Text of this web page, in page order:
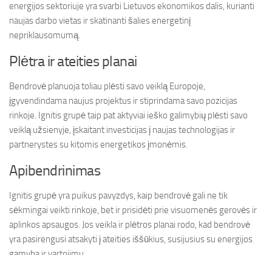
energijos sektoriuje yra svarbi Lietuvos ekonomikos dalis, kurianti
naujas darbo vietas ir skatinanti šalies energetinį
nepriklausomumą.
Plėtra ir ateities planai
Bendrovė planuoja toliau plėsti savo veiklą Europoje,
įgyvendindama naujus projektus ir stiprindama savo pozicijas
rinkoje. Ignitis grupė taip pat aktyviai ieško galimybių plėsti savo
veiklą užsienyje, įskaitant investicijas į naujas technologijas ir
partnerystes su kitomis energetikos įmonėmis.
Apibendrinimas
Ignitis grupė yra puikus pavyzdys, kaip bendrovė gali ne tik
sėkmingai veikti rinkoje, bet ir prisidėti prie visuomenės gerovės ir
aplinkos apsaugos. Jos veikla ir plėtros planai rodo, kad bendrovė
yra pasirengusi atsakyti į ateities iššūkius, susijusius su energijos